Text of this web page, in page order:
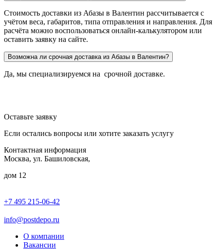
Стоимость доставки из Абазы в Валентин рассчитывается с
учётом веса, габаритов, типа отправления и направления. Для
расчёта можно воспользоваться онлайн-калькулятором или
оставить заявку на сайте.
Возможна ли срочная доставка из Абазы в Валентин?
Да, мы специализируемся на срочной доставке.
Оставьте заявку
Если остались вопросы или хотите заказать услугу
Контактная информация
Москва, ул. Башиловская,
дом 12
+7 495 215-06-42
info@postdepo.ru
О компании
Вакансии